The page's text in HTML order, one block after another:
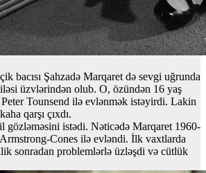
bacısı Şahzadə Marqaret də sevgi uğrunda
üzvlərindən olub. O, özündən 16 yaş
Tounsend ilə evlənmək istəyirdi. Lakin
qarşı çıxdı.
gözləməsini istədi. Nəticədə Marqaret 1960-
Cones ilə evləndi. İlk vaxtlarda
sonradan problemlərlə üzləşdi və cütlük